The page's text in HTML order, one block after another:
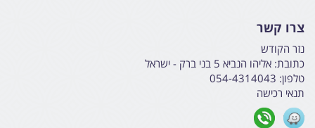
צרו קשר
נזר הקודש
כתובת: אליהו הנביא 5 בני ברק - ישראל
טלפון: 054-4314043
תנאי רכישה